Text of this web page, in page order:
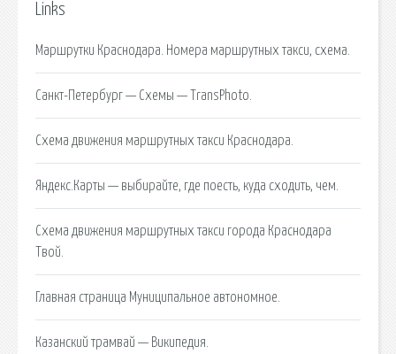
Links
Маршрутки Краснодара. Номера маршрутных такси, схема.
Санкт-Петербург — Схемы — TransPhoto.
Схема движения маршрутных такси Краснодара.
Яндекс.Карты — выбирайте, где поесть, куда сходить, чем.
Схема движения маршрутных такси города Краснодара
Твой.
Главная страница Муниципальное автономное.
Казанский трамвай — Википедия.